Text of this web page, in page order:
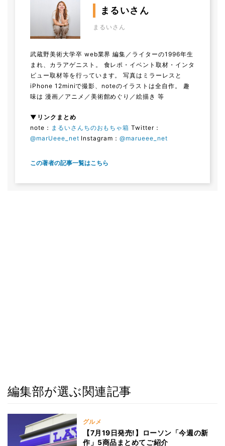
まるいさん
まるいさん
武蔵野美術大学卒 web業界 編集／ライターの1996年生
まれ、カラアゲニスト。 食レポ・イベント取材・インタ
ビュー取材等を行っています。 写真はミラーレスと
iPhone 12miniで撮影、noteのイラストは全自作。 趣
味は 漫画／アニメ／美術館めぐり／絵描き 等
▼リンクまとめ
note： まるいさんちのおもちゃ箱 Twitter：
@marUeee_net Instagram：@marueee_net
この著者の記事一覧はこちら
編集部が選ぶ関連記事
グルメ
【7月19日発売!】ローソン「今週の新
作」5商品まとめてご紹介